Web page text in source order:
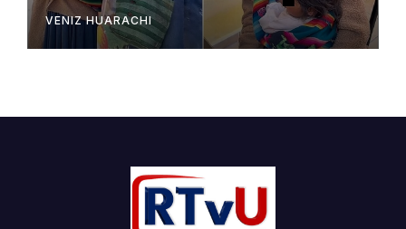
VENIZ HUARACHI